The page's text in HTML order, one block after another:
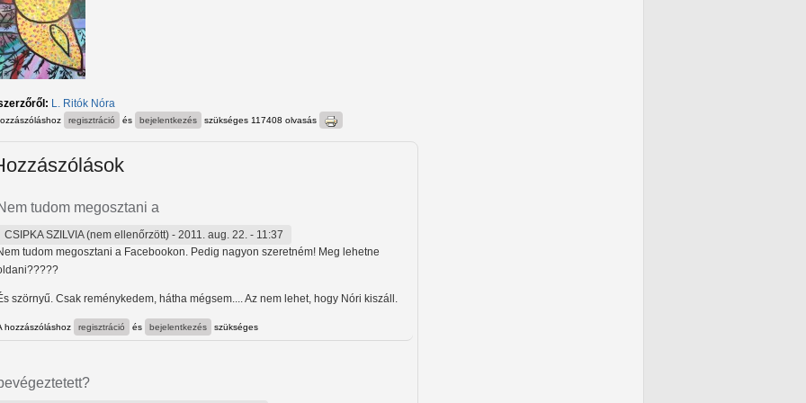
L. Ritók Nóra
regisztráció és bejelentkezés szükséges 117408 olvasás
tudom megosztani a
CSIPKA SZILVIA (nem ellenőrzött) - 2011. aug. 22. - 11:37
tudom megosztani a Facebookon. Pedig nagyon szeretném! Meg lehetne
szörnyű. Csak reménykedem, hátha mégsem.... Az nem lehet, hogy Nóri kiszáll.
hozzászóláshoz regisztráció és bejelentkezés szükséges